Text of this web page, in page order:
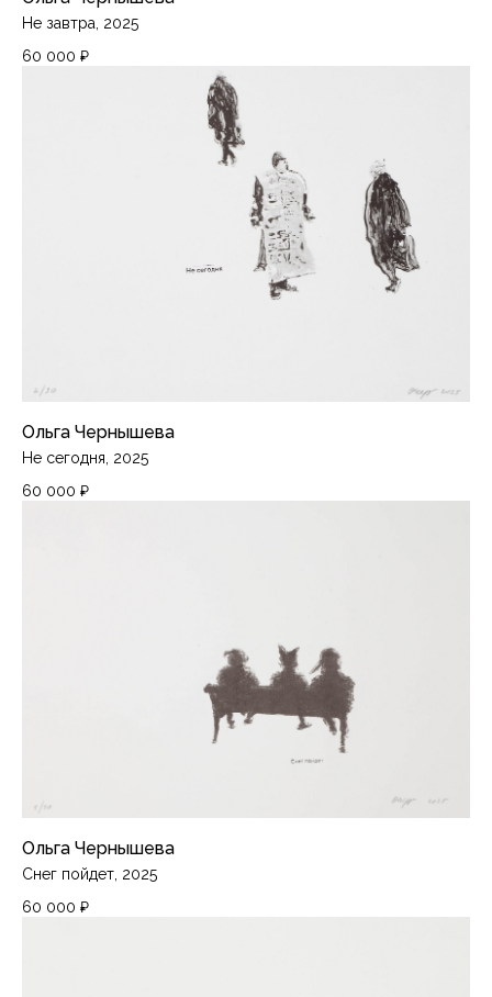
Не завтра, 2025
60 000 ₽
Ольга Чернышева
Не сегодня, 2025
60 000 ₽
Ольга Чернышева
Снег пойдет, 2025
60 000 ₽